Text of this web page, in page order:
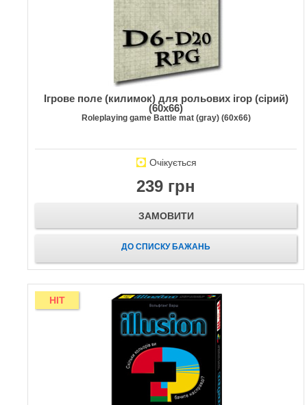
Ігрове поле (килимок) для рольових ігор (сірий)
(60х66)
Roleplaying game Battle mat (gray) (60х66)
Очікується
239 грн
ЗАМОВИТИ
ДО СПИСКУ БАЖАНЬ
HIT